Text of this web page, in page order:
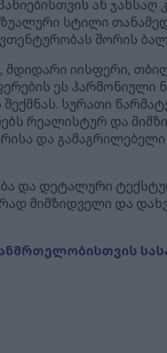
ან ჯანსაღ
სტილი
შორის
იისფერი,
ეს ჰარმონიული
სურათი
რეალისტურ და
და
და დეტალური
მიმზიდველი და